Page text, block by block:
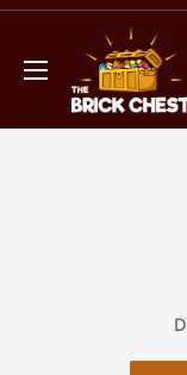
Direkt
Inhalt
Brick
Chest